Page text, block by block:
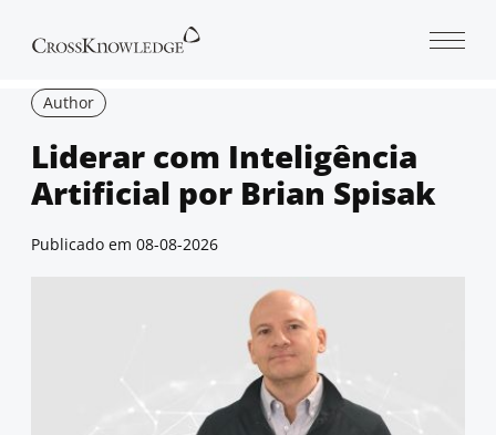
Author
Liderar com Inteligência
Artificial por Brian Spisak
Publicado em 08-08-2026